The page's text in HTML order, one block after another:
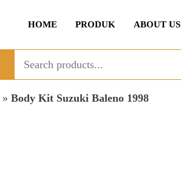
HOME PRODUK ABOUT US
» Body Kit Suzuki Baleno 1998